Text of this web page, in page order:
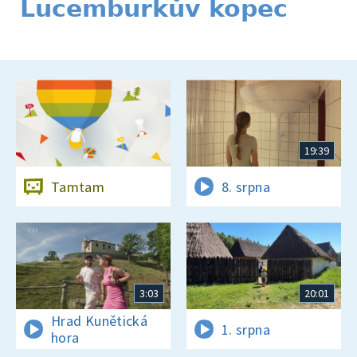
Lucemburkův kopec
Tamtam
19:39
8. srpna
3:03
Hrad Kunětická
hora
20:01
1. srpna